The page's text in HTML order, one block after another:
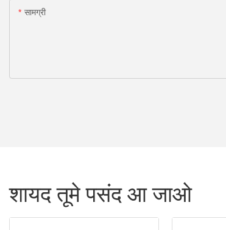
सामग्री
शायद तूमे पसंद आ जाओ